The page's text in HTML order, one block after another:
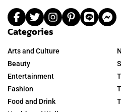
Categories
Arts and Culture
Beauty
Entertainment
Fashion
Food and Drink